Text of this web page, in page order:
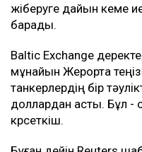
жіберуге дайын кеме
барады.
Baltic Exchange
мұнайын Жерорта
танкерлердің бір
доллардан асты. Бұл -
көрсеткіш.